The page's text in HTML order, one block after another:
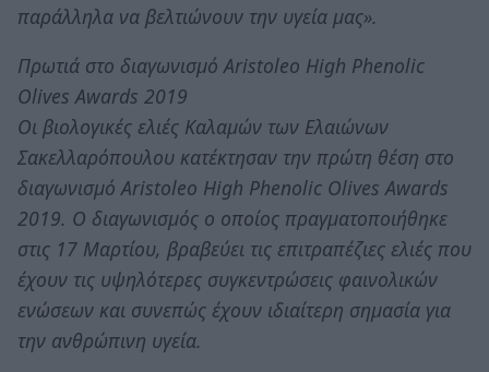
παράλληλα να βελτιώνουν την υγεία μας».
Πρωτιά στο διαγωνισμό Aristoleo High Phenolic
Olives Awards 2019
Οι βιολογικές ελιές Καλαμών των Ελαιώνων
Σακελλαρόπουλου κατέκτησαν την πρώτη θέση στο
διαγωνισμό Aristoleo High Phenolic Olives Awards
2019. Ο διαγωνισμός ο οποίος πραγματοποιήθηκε
στις 17 Μαρτίου, βραβεύει τις επιτραπέζιες ελιές που
έχουν τις υψηλότερες συγκεντρώσεις φαινολικών
ενώσεων και συνεπώς έχουν ιδιαίτερη σημασία για
την ανθρώπινη υγεία.